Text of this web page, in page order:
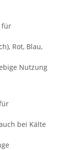
für
Rot, Blau,
Nutzung
bei Kälte